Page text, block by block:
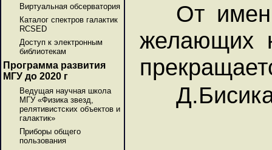
Виртуальная обсерватория
Каталог спектров галактик
RCSED
Доступ к электронным
библиотекам
Программа развития
МГУ до 2020 г
Ведущая научная школа
МГУ «Физика звезд,
релятивистских объектов и
галактик»
Приборы общего
пользования
От
желающих